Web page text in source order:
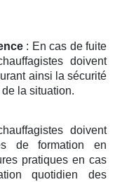
: En cas de fuite
doivent
ainsi la sécurité
la situation.
doivent
de formation en
pratiques en cas
quotidien des